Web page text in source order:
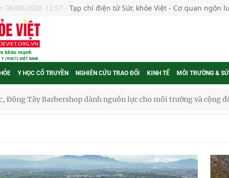
06/08/2026 12:57 - Tạp chí điện tử Sức khỏe Việt - Cơ quan ngôn
Y HỌC CỔ TRUYỀN NGHIÊN CỨU TRAO ĐỔI KINH TẾ MÔI TRƯỜNG &
Đông Tây Barbershop dành nguồn lực cho môi trường và cộng
hiểm vì tiến triển quá âm thầm